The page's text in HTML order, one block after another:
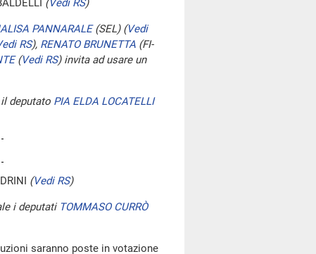
(Vedi RS)
PANNARALE(SEL) (Vedi
RS), RENATO BRUNETTA (FI-
(Vedi RS)invita ad usare un
deputato PIA ELDA LOCATELLI
(Vedi RS)
i deputati TOMMASO CURRÒ
saranno poste in votazione